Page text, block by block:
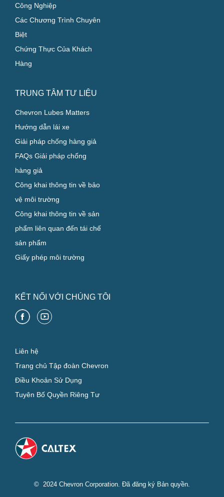
Công Nghiệp
Các Chương Trình Chuyên
Biệt
Chứng Thực Của Khách
Hàng
TRUNG TÂM TƯ LIỆU
Chevron Lubes Matters
Hướng dẫn lái xe
Giải pháp chống hàng giả
FAQs Giải pháp chống
hàng giả
Công khai thông tin về bảo
vệ môi trường
Công khai thông tin về sản
phẩm liên quan đến tái chế
sản phẩm
Giấy phép môi trường
KẾT NỐI VỚI CHÚNG TÔI
Liên hệ
Trang chủ Tập đoàn Chevron
Điều Khoản Sử Dụng
Tuyên Bố Quyền Riêng Tư
© 2024 Chevron Corporation. Đã đăng ký Bản quyền.